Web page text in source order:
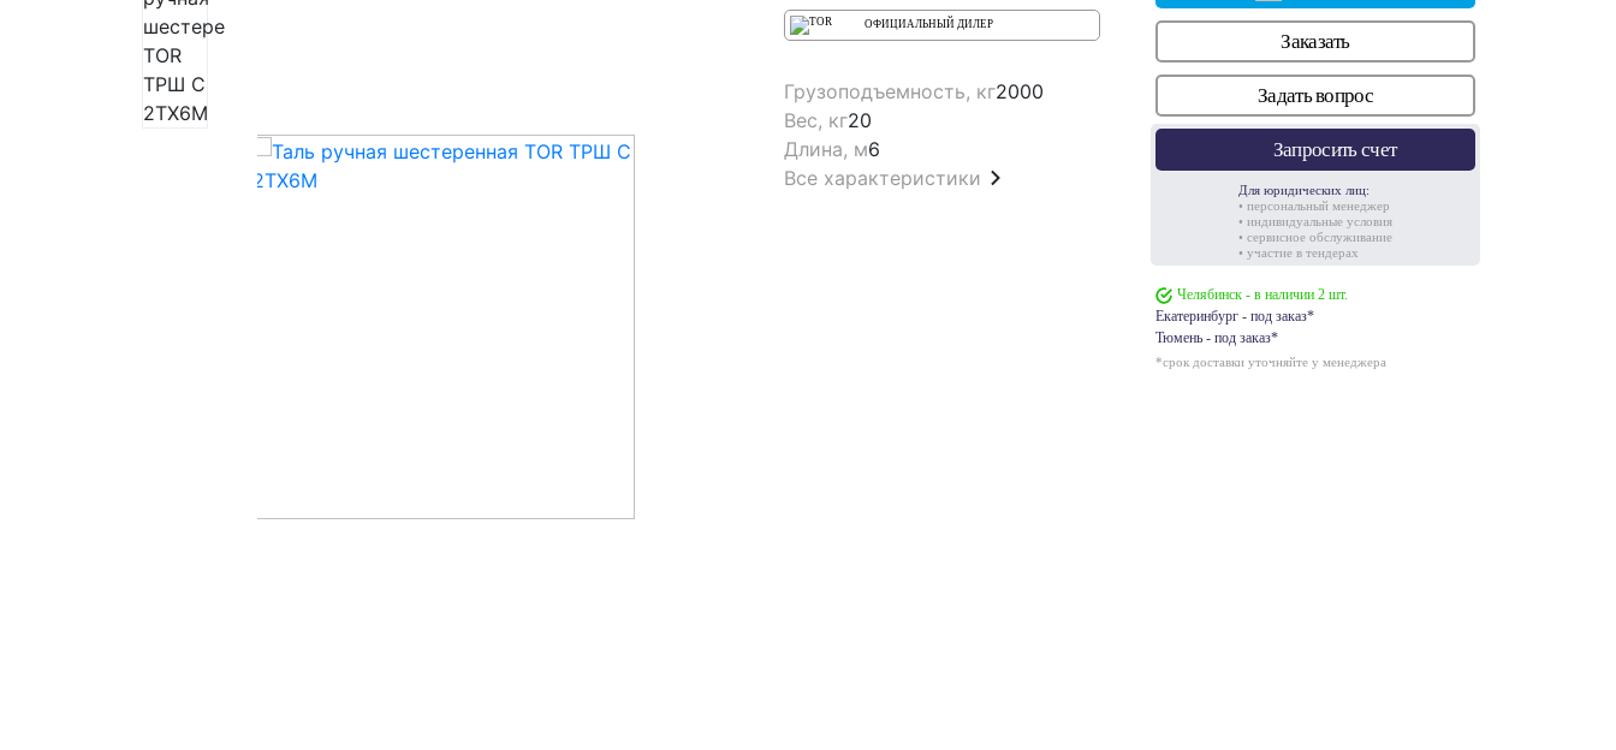
ОФИЦИАЛЬНЫЙ ДИЛЕР
Грузоподъемность, кг2000
Вес, кг20
Длина, м6
Все характеристики
Заказать
Задать вопрос
Запросить счет
Для юридических лиц:
• персональный менеджер
• индивидуальные условия
• сервисное обслуживание
• участие в тендерах
Челябинск - в наличии 2 шт.
Екатеринбург - под заказ*
Тюмень - под заказ*
*срок доставки уточняйте у менеджера